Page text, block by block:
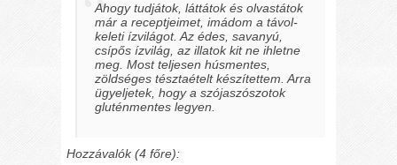
Ahogy tudjátok, láttátok és olvastátok
már a receptjeimet, imádom a távol-
keleti ízvilágot. Az édes, savanyú,
csípős ízvilág, az illatok kit ne ihletne
meg. Most teljesen húsmentes,
zöldséges tésztaételt készítettem. Arra
ügyeljetek, hogy a szójaszószotok
gluténmentes legyen.
Hozzávalók (4 főre):